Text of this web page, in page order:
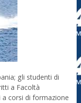
gli studenti di
a Facoltà
corsi di formazione